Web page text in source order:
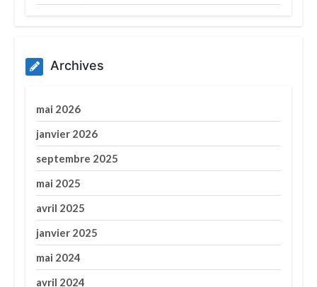
Archives
mai 2026
janvier 2026
septembre 2025
mai 2025
avril 2025
janvier 2025
mai 2024
avril 2024